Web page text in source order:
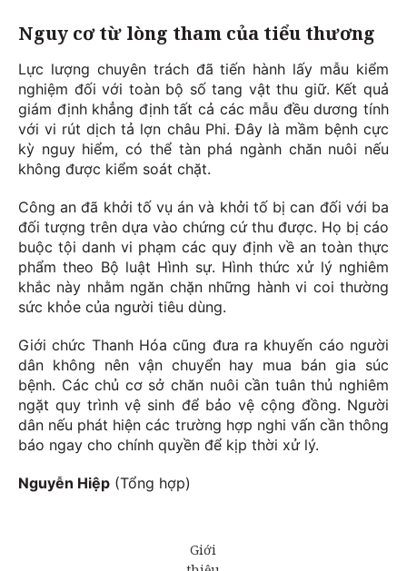
Nguy cơ từ lòng tham của tiểu thương
Lực lượng chuyên trách đã tiến hành lấy mẫu kiểm
nghiệm đối với toàn bộ số tang vật thu giữ. Kết quả
giám định khẳng định tất cả các mẫu đều dương tính
với vi rút dịch tả lợn châu Phi. Đây là mầm bệnh cực
kỳ nguy hiểm, có thể tàn phá ngành chăn nuôi nếu
không được kiểm soát chặt.
Công an đã khởi tố vụ án và khởi tố bị can đối với ba
đối tượng trên dựa vào chứng cứ thu được. Họ bị cáo
buộc tội danh vi phạm các quy định về an toàn thực
phẩm theo Bộ luật Hình sự. Hình thức xử lý nghiêm
khắc này nhằm ngăn chặn những hành vi coi thường
sức khỏe của người tiêu dùng.
Giới chức Thanh Hóa cũng đưa ra khuyến cáo người
dân không nên vận chuyển hay mua bán gia súc
bệnh. Các chủ cơ sở chăn nuôi cần tuân thủ nghiêm
ngặt quy trình vệ sinh để bảo vệ cộng đồng. Người
dân nếu phát hiện các trường hợp nghi vấn cần thông
báo ngay cho chính quyền để kịp thời xử lý.
Nguyễn Hiệp (Tổng hợp)